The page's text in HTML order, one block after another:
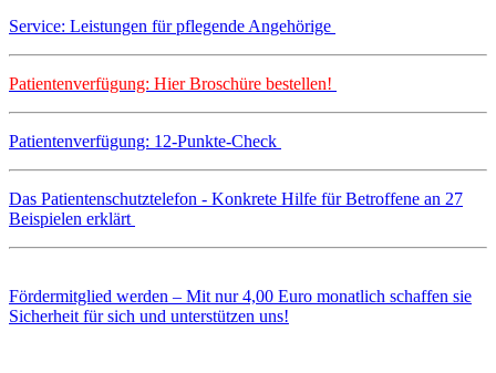
Service: Leistungen für pflegende Angehörige
Patientenverfügung: Hier Broschüre bestellen!
Patientenverfügung: 12-Punkte-Check
Das Patientenschutztelefon - Konkrete Hilfe für Betroffene an 27
Beispielen erklärt
Fördermitglied werden – Mit nur 4,00 Euro monatlich schaffen sie
Sicherheit für sich und unterstützen uns!